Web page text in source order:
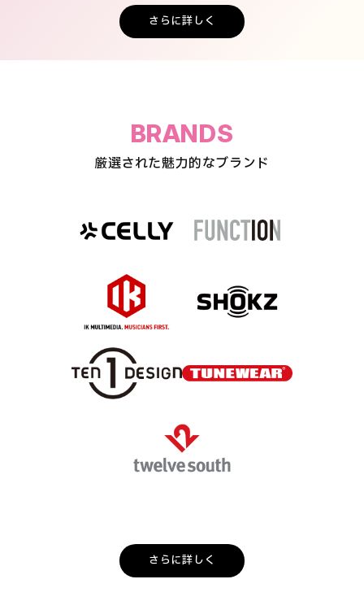
さらに詳しく
BRANDS
厳選された魅力的なブランド
さらに詳しく